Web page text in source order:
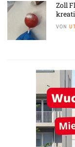
Zoll
VON